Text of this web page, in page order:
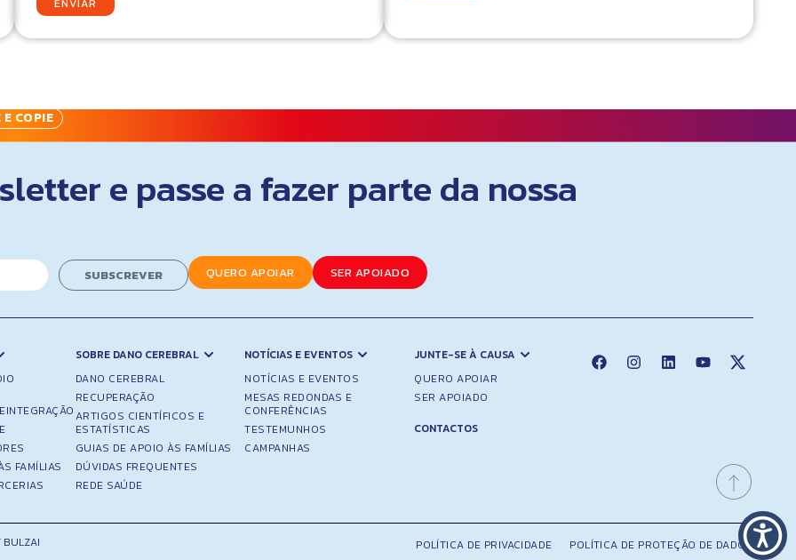
ENVIAR
COPIE
e passe a fazer parte da nossa
SUBSCREVER QUERO APOIAR SER APOIADO
FAMÍLIAS
SOBRE DANO CEREBRAL
DANO CEREBRAL
RECUPERAÇÃO
ARTIGOS CIENTÍFICOS E
ESTATÍSTICAS
GUIAS DE APOIO ÀS FAMÍLIAS
DÚVIDAS FREQUENTES
REDE SAÚDE
NOTÍCIAS E EVENTOS
NOTÍCIAS E EVENTOS
MESAS REDONDAS E
CONFERÊNCIAS
TESTEMUNHOS
CAMPANHAS
JUNTE-SE À CAUSA
QUERO APOIAR
SER APOIADO
CONTACTOS
BULZAI POLÍTICA DE PRIVACIDADE POLÍTICA DE PROTEÇÃO DE DADOS